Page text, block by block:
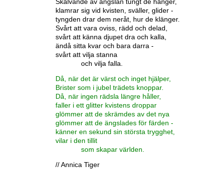
Skälvande av ängslan tungt de hänger,
klamrar sig vid kvisten, sväller, glider -
tyngden drar dem neråt, hur de klänger.
Svårt att vara oviss, rädd och delad,
svårt att känna djupet dra och kalla,
ändå sitta kvar och bara darra -
svårt att vilja stanna
och vilja falla.
Då, när det är värst och inget hjälper,
Brister som i jubel trädets knoppar.
Då, när ingen rädsla längre håller,
faller i ett glitter kvistens droppar
glömmer att de skrämdes av det nya
glömmer att de ängslades för färden -
känner en sekund sin största trygghet,
vilar i den tillit
som skapar världen.
// Annica Tiger